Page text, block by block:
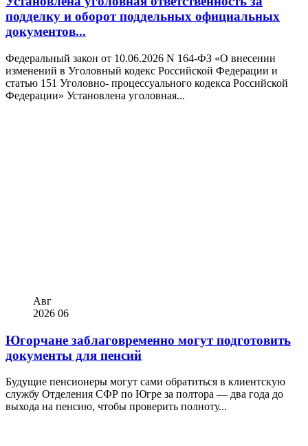
подделку и оборот поддельных официальных
документов...
Федеральный закон от 10.06.2026 N 164-ФЗ «О внесении
изменений в Уголовный кодекс Российской Федерации и
статью 151 Уголовно- процессуального кодекса Российской
Федерации» Установлена уголовная...
Авг
2026 06
Югорчане заблаговременно могут подготовить
документы для пенсий
Будущие пенсионеры могут сами обратиться в клиентскую
службу Отделения СФР по Югре за полтора — два года до
выхода на пенсию, чтобы проверить полноту...